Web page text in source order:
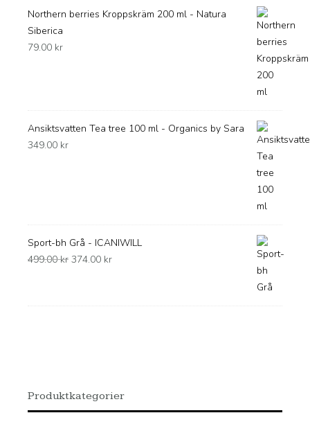
Northern berries Kroppskräm 200 ml - Natura
Siberica
79.00 kr
Ansiktsvatten Tea tree 100 ml - Organics by Sara
349.00 kr
Sport-bh Grå - ICANIWILL
499.00kr Det
374.00 krDet
Produktkategorier